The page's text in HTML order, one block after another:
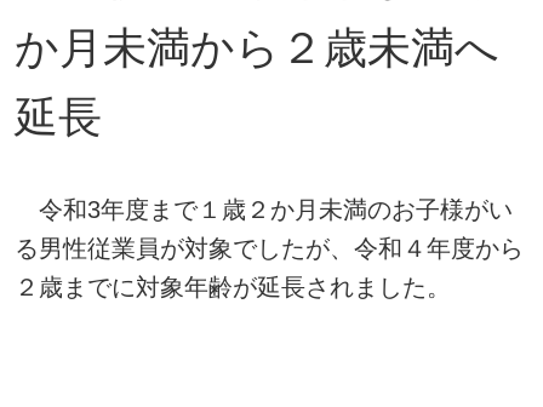
か月未満から２歳未満へ
延長
令和3年度まで１歳２か月未満のお子様がい
る男性従業員が対象でしたが、令和４年度から
２歳までに対象年齢が延長されました。